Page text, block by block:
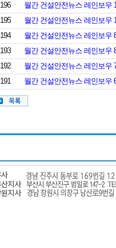
196
월간 건설안전뉴스 레인보우
195
월간 건설안전뉴스 레인보우
194
월간 건설안전뉴스 레인보우
193
월간 건설안전뉴스 레인보우
192
월간 건설안전뉴스 레인보우
191
월간 건설안전뉴스 레인보우